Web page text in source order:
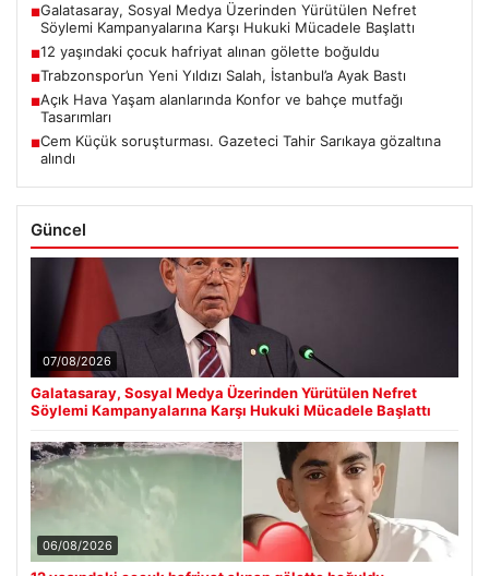
■Galatasaray, Sosyal Medya Üzerinden Yürütülen Nefret
Söylemi Kampanyalarına Karşı Hukuki Mücadele Başlattı
■12 yaşındaki çocuk hafriyat alınan gölette boğuldu
■Trabzonspor’un Yeni Yıldızı Salah, İstanbul’a Ayak Bastı
■Açık Hava Yaşam alanlarında Konfor ve bahçe mutfağı
Tasarımları
■Cem Küçük soruşturması. Gazeteci Tahir Sarıkaya gözaltına
alındı
Güncel
07/08/2026
Galatasaray, Sosyal Medya Üzerinden Yürütülen Nefret
Söylemi Kampanyalarına Karşı Hukuki Mücadele Başlattı
06/08/2026